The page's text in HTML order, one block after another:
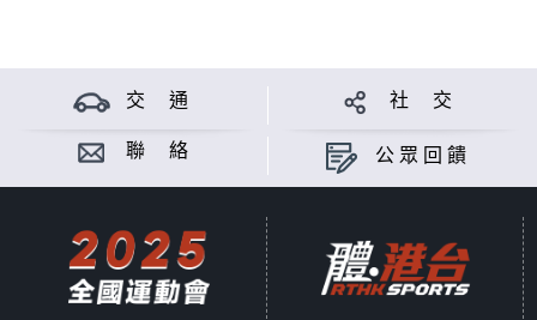
交 通 社 交
聯 絡 公眾回饋